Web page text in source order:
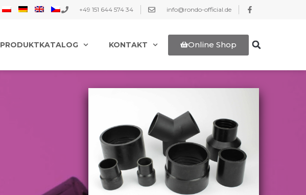
+49 151 644 574 34 info@rondo-official.de
PRODUKTKATALOG KONTAKT Online Shop